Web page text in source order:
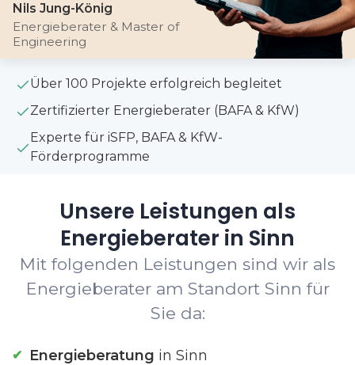
Nils Jung-König
Energieberater & Master of
Engineering
Über 100 Projekte erfolgreich begleitet
Zertifizierter Energieberater (BAFA & KfW)
Experte für iSFP, BAFA & KfW-
Förderprogramme
Unsere Leistungen als
Energieberater in Sinn
Mit folgenden Leistungen sind wir als
Energieberater am Standort Sinn für
Sie da:
Energieberatung in Sinn